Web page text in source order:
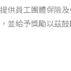
供員工團體保險及
並給予獎勵以茲鼓